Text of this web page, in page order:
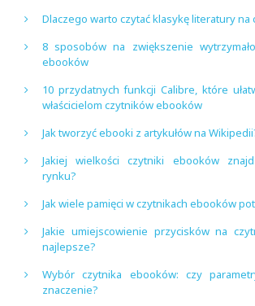
Dlaczego warto czytać klasykę literatury
8 sposobów na zwiększenie
ebooków
10 przydatnych funkcji Calibre, które
właścicielom czytników ebooków
Jak tworzyć ebooki z artykułów na
Jakiej wielkości czytniki ebooków
rynku?
Jak wiele pamięci w czytnikach ebooków
Jakie umiejscowienie przycisków na
najlepsze?
Wybór czytnika ebooków: czy
znaczenie?